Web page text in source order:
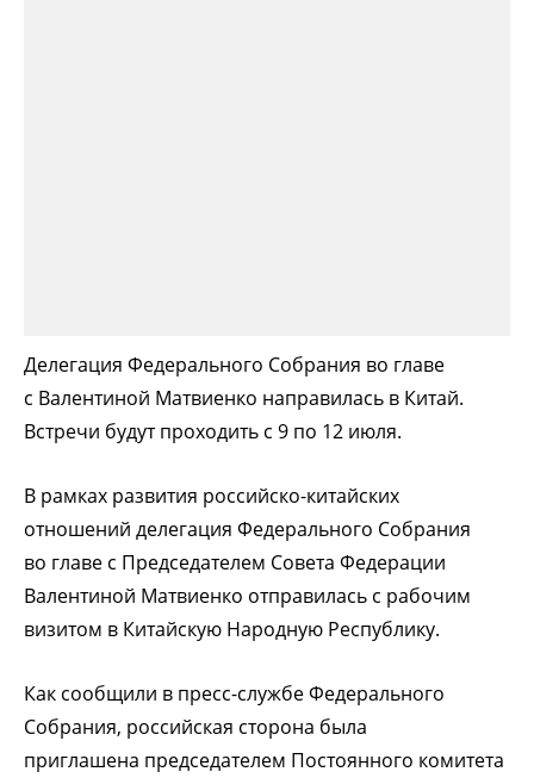
Делегация Федерального Собрания во главе
с Валентиной Матвиенко направилась в Китай.
Встречи будут проходить с 9 по 12 июля.
В рамках развития российско-китайских
отношений делегация Федерального Собрания
во главе с Председателем Совета Федерации
Валентиной Матвиенко отправилась с рабочим
визитом в Китайскую Народную Республику.
Как сообщили в пресс-службе Федерального
Собрания, российская сторона была
приглашена председателем Постоянного комитета